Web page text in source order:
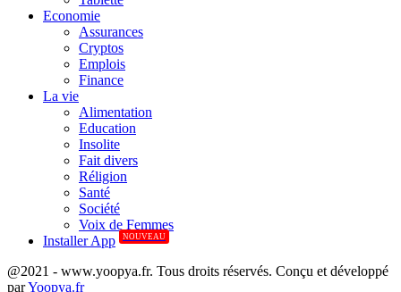
Economie
Assurances
Cryptos
Emplois
Finance
La vie
Alimentation
Education
Insolite
Fait divers
Réligion
Santé
Société
Voix de Femmes
Installer App
NOUVEAU
@2021 - www.yoopya.fr. Tous droits réservés. Conçu et développé
parYoopya.fr